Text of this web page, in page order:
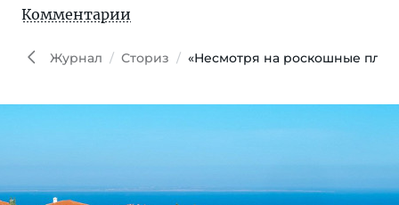
Комментарии
Журнал Сториз «Несмотря на роскошные